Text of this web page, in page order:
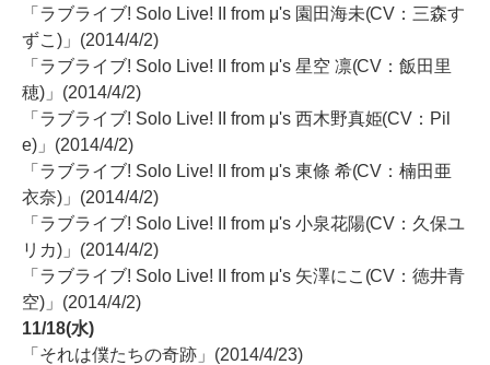
「ラブライブ! Solo Live! II from μ's 園田海未(CV：三森す
ずこ)」(2014/4/2)
「ラブライブ! Solo Live! II from μ's 星空 凛(CV：飯田里
穂)」(2014/4/2)
「ラブライブ! Solo Live! II from μ's 西木野真姫(CV：Pil
e)」(2014/4/2)
「ラブライブ! Solo Live! II from μ's 東條 希(CV：楠田亜
衣奈)」(2014/4/2)
「ラブライブ! Solo Live! II from μ's 小泉花陽(CV：久保ユ
リカ)」(2014/4/2)
「ラブライブ! Solo Live! II from μ's 矢澤にこ(CV：徳井青
空)」(2014/4/2)
11/18(水)
「それは僕たちの奇跡」(2014/4/23)